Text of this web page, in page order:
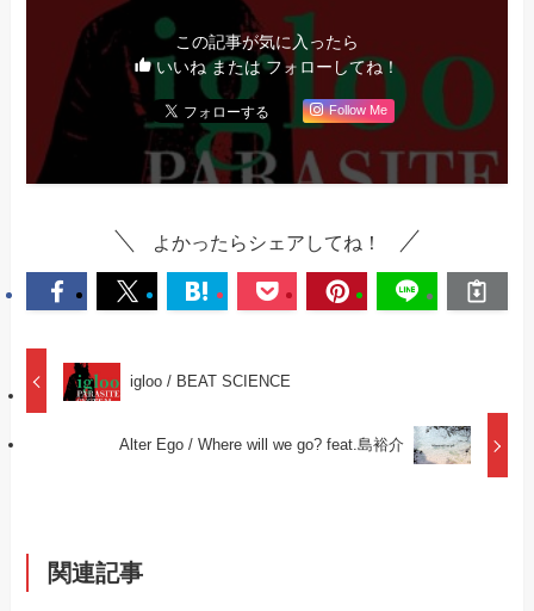
この記事が気に入ったら
いいね または フォローしてね！
Follow Me
よかったらシェアしてね！
igloo / BEAT SCIENCE
Alter Ego / Where will we go? feat.島裕介
関連記事